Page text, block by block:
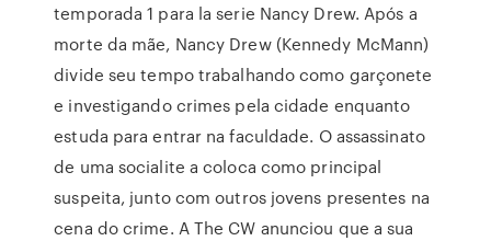
temporada 1 para la serie Nancy Drew. Após a
morte da mãe, Nancy Drew (Kennedy McMann)
divide seu tempo trabalhando como garçonete
e investigando crimes pela cidade enquanto
estuda para entrar na faculdade. O assassinato
de uma socialite a coloca como principal
suspeita, junto com outros jovens presentes na
cena do crime. A The CW anunciou que a sua